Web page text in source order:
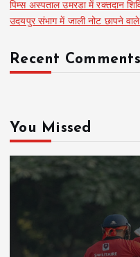
पिम्स अस्पताल उमरडा में रक्तदान
उदयपुर संभाग में जाली नोट छापने वाले
Recent Comments
You Missed